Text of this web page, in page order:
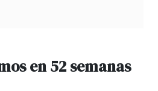
en 52 semanas